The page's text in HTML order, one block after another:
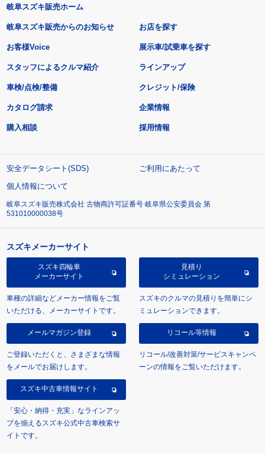
岐阜スズキ販売ホーム
岐阜スズキ販売からのお知らせ
お客様Voice
スタッフによるクルマ紹介
お店を探す
展示車/試乗車を探す
ラインアップ
車検/点検/整備 クレジット/保険
カタログ請求
購入相談
企業情報
採用情報
安全データシート(SDS)
ご利用にあたって
個人情報について
岐阜スズキ販売株式会社 古物商許可証番号 岐阜県公安委員会 第
531010000038号
スズキメーカーサイト
スズキ四輪車
メーカーサイト
車種の詳細などメーカー情報をご覧
いただける、メーカーサイトです。
見積り
シミュレーション
スズキのクルマの見積りを簡単にシ
ミュレーションできます。
メールマガジン登録
ご登録いただくと、さまざまな情報
をメールでお届けします。
リコール等情報
リコール/改善対策/サービスキャンペ
ーンの情報をご覧いただけます。
スズキ中古車情報サイト
「安心・納得・充実」なラインアッ
プを揃えるスズキ公式中古車検索サ
イトです。